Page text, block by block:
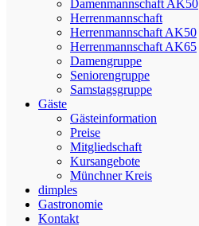
Damenmannschaft AK50
Herrenmannschaft
Herrenmannschaft AK50
Herrenmannschaft AK65
Damengruppe
Seniorengruppe
Samstagsgruppe
Gäste
Gästeinformation
Preise
Mitgliedschaft
Kursangebote
Münchner Kreis
dimples
Gastronomie
Kontakt